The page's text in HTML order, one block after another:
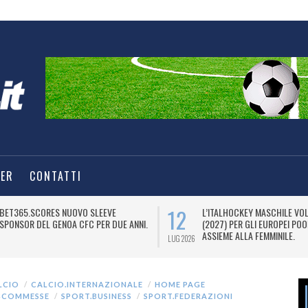
CONTATTI
CRESCE L’INTERESSE TV PER IL
PRODOTTO LEGA VOLLEY FEMMINILE.
14
LUG 2026
MARKETING – ADIDAS
LECCE NELLA STAGIONE
CALCIO.INTERNAZIONALE
HOME PAGE